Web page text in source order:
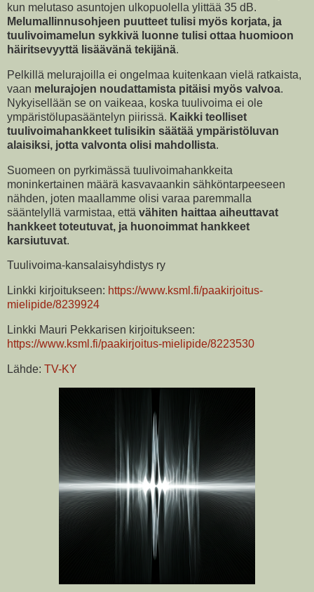
kun melutaso asuntojen ulkopuolella ylittää 35 dB.
Melumallinnusohjeen puutteet tulisi myös korjata, ja
tuulivoimamelun sykkivä luonne tulisi ottaa huomioon
häiritsevyyttä lisäävänä tekijänä.
Pelkillä melurajoilla ei ongelmaa kuitenkaan vielä ratkaista,
vaan melurajojen noudattamista pitäisi myös valvoa.
Nykyisellään se on vaikeaa, koska tuulivoima ei ole
ympäristölupasääntelyn piirissä. Kaikki teolliset
tuulivoimahankkeet tulisikin säätää ympäristöluvan
alaisiksi, jotta valvonta olisi mahdollista.
Suomeen on pyrkimässä tuulivoimahankkeita
moninkertainen määrä kasvavaankin sähköntarpeeseen
nähden, joten maallamme olisi varaa paremmalla
sääntelyllä varmistaa, että vähiten haittaa aiheuttavat
hankkeet toteutuvat, ja huonoimmat hankkeet
karsiutuvat.
Tuulivoima-kansalaisyhdistys ry
Linkki kirjoitukseen: https://www.ksml.fi/paakirjoitus-
mielipide/8239924
Linkki Mauri Pekkarisen kirjoitukseen:
https://www.ksml.fi/paakirjoitus-mielipide/8223530
Lähde: TV-KY